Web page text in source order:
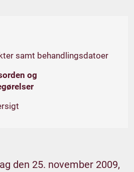
samt behandlingsdatoer
og
den 25. november 2009,